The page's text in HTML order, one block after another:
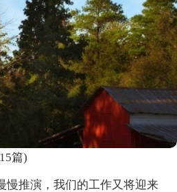
篇)
慢推演，我们的工作又将迎来